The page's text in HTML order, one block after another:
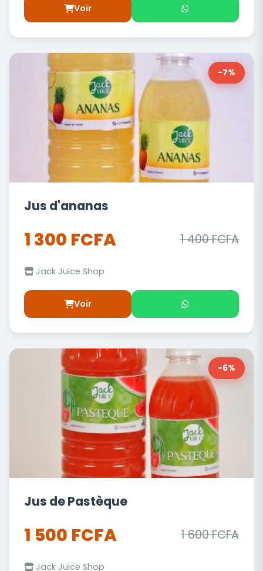
Voir
-7%
Jus d'ananas
1 300 FCFA 1 400 FCFA
Jack Juice Shop
Voir
-6%
Jus de Pastèque
1 500 FCFA 1 600 FCFA
Jack Juice Shop